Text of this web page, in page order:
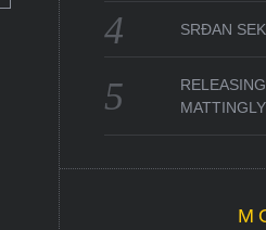
SRĐAN
MATTINGLY